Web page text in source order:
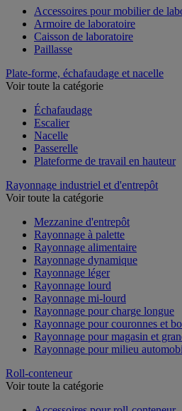
Accessoires pour mobilier de
Armoire de laboratoire
Caisson de laboratoire
Paillasse
Plate-forme, échafaudage et nacelle
Voir toute la catégorie
Échafaudage
Escalier
Nacelle
Passerelle
Plateforme de travail en hauteur
Rayonnage industriel et d'entrepôt
Voir toute la catégorie
Mezzanine d'entrepôt
Rayonnage à palette
Rayonnage alimentaire
Rayonnage dynamique
Rayonnage léger
Rayonnage lourd
Rayonnage mi-lourd
Rayonnage pour charge longue
Rayonnage pour couronnes et
Rayonnage pour magasin et
Rayonnage pour milieu
Roll-conteneur
Voir toute la catégorie